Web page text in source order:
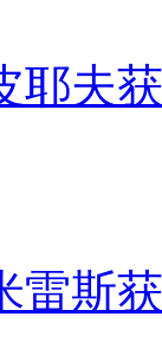
耶夫
雷斯